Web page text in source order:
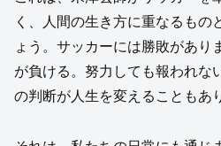
く、人間の生き方に重なるもの
ょう。サッカーには勝敗があり
が負ける。努力しても報われな
の判断が人生を変えることもあ